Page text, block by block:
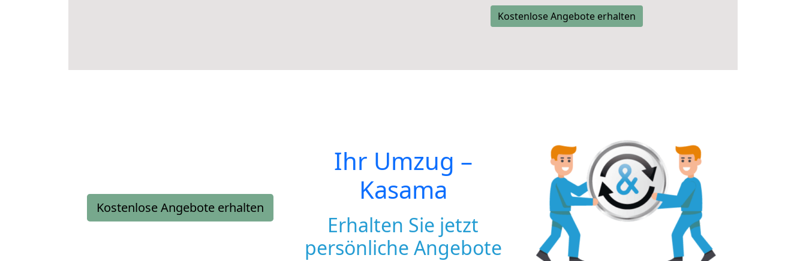
Kostenlose Angebote erhalten
Kostenlose Angebote erhalten
Ihr Umzug –
Kasama
Erhalten Sie jetzt
persönliche Angebote